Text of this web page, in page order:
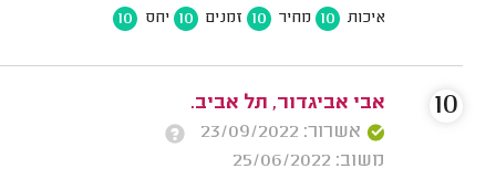
איכות 10 מחיר 10 זמנים 10 יחס 10
אבי אביגדור, תל אביב.
אשרור: 23/09/2022
משוב: 25/06/2022
10